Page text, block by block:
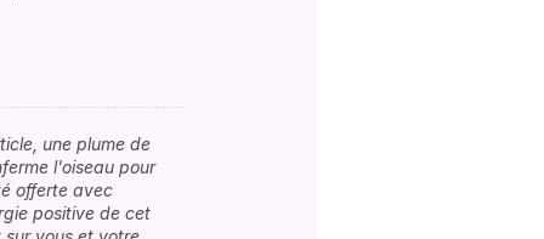
une plume de
l'oiseau pour
offerte avec
positive de cet